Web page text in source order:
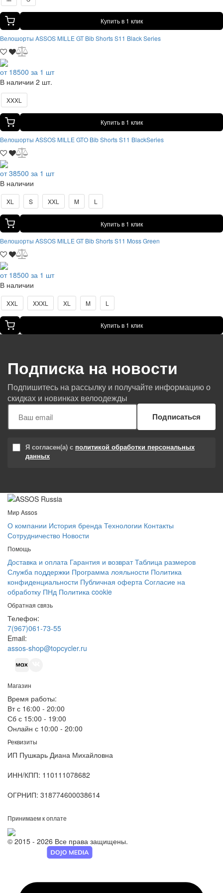
Купить в 1 клик
Велошорты ASSOS MILLE GT Bib Shorts S11 Black Series
от 18500 за 1 шт
В наличии 2 шт.
XXXL
Купить в 1 клик
Велошорты ASSOS MILLE GTO Bib Shorts S11 BlackSeries
от 38500 за 1 шт
В наличии
XL S XXL M L
Купить в 1 клик
Велошорты ASSOS MILLE GT Bib Shorts S11 Moss Green
от 18500 за 1 шт
В наличии
XXL XXXL XL M L
Купить в 1 клик
Подписка на новости
Подпишитесь на рассылку и получайте информацию о
скидках и новинках велоодежды
Подписаться
Я согласен(а) с политикой обработки персональных
данных
Мир Assos
О компании История бренда Технологии Контакты
Сотрудничество Новости
Помощь
Доставка и оплата Гарантия и возврат Таблица размеров
Служба поддержки Программа лояльности Политика
конфиденциальности Публичная оферта Согласие на
обработку ПНд Политика cookie
Обратная связь
Телефон:
7(967)061-73-55
Email:
assos-shop@topcycler.ru
Магазин
Время работы:
Вт с 16:00 - 20:00
Сб с 15:00 - 19:00
Онлайн с 10:00 - 20:00
Реквизиты
ИП Пушкарь Диана Михайловна
ИНН/КПП: 110111078682
ОГРНИП: 318774600038614
Принимаем к оплате
© 2015 - 2026 Все права защищены.